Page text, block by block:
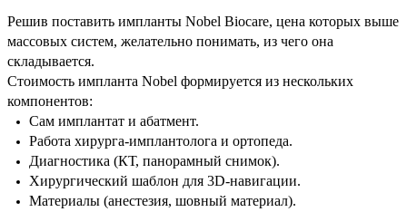
Решив поставить импланты Nobel Biocare, цена которых выше
массовых систем, желательно понимать, из чего она
складывается.
Стоимость импланта Nobel формируется из нескольких
компонентов:
Сам имплантат и абатмент.
Работа хирурга-имплантолога и ортопеда.
Диагностика (КТ, панорамный снимок).
Хирургический шаблон для 3D-навигации.
Материалы (анестезия, шовный материал).